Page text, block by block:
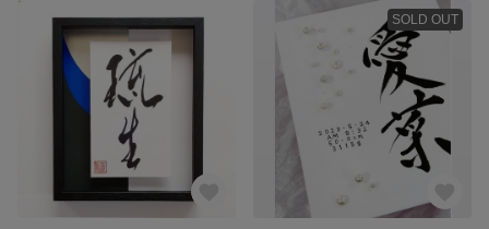
SOLD OUT